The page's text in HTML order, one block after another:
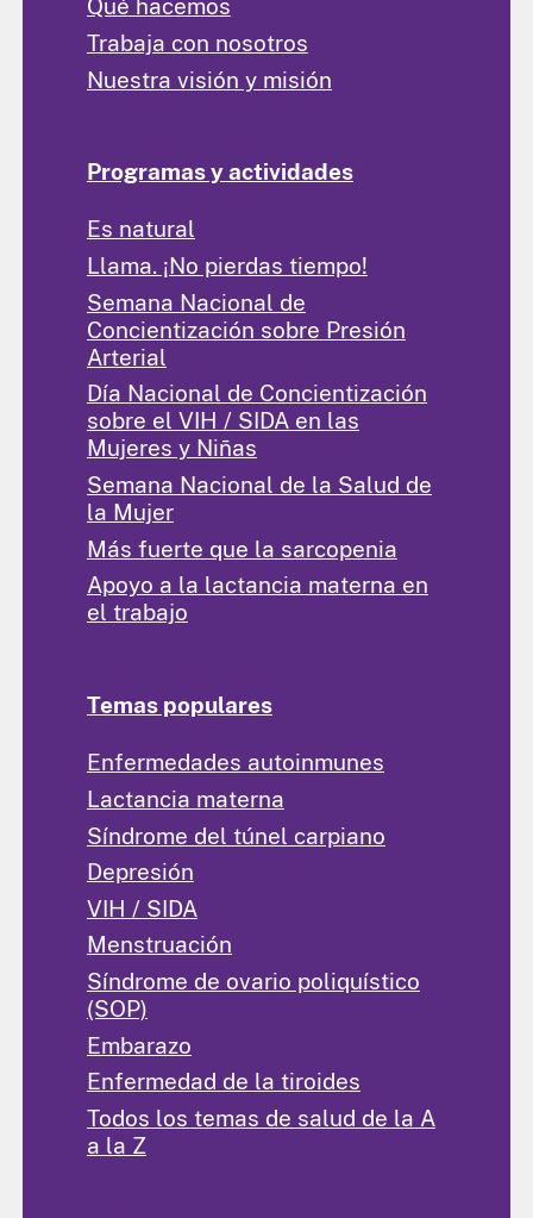
Qué hacemos
Trabaja con nosotros
Nuestra visión y misión
Programas y actividades
Es natural
Llama. ¡No pierdas tiempo!
Semana Nacional de
Concientización sobre Presión
Arterial
Día Nacional de Concientización
sobre el VIH / SIDA en las
Mujeres y Niñas
Semana Nacional de la Salud de
la Mujer
Más fuerte que la sarcopenia
Apoyo a la lactancia materna en
el trabajo
Temas populares
Enfermedades autoinmunes
Lactancia materna
Síndrome del túnel carpiano
Depresión
VIH / SIDA
Menstruación
Síndrome de ovario poliquístico
(SOP)
Embarazo
Enfermedad de la tiroides
Todos los temas de salud de la A
a la Z